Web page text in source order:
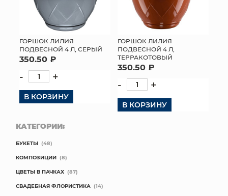
ГОРШОК ЛИЛИЯ
ПОДВЕСНОЙ 4 Л, СЕРЫЙ
350.50 ₽
- +
В КОРЗИНУ
ГОРШОК ЛИЛИЯ
ПОДВЕСНОЙ 4 Л,
ТЕРРАКОТОВЫЙ
350.50 ₽
- +
В КОРЗИНУ
КАТЕГОРИИ:
БУКЕТЫ (48)
КОМПОЗИЦИИ (8)
ЦВЕТЫ В ПАЧКАХ (87)
СВАДЕБНАЯ ФЛОРИСТИКА (14)